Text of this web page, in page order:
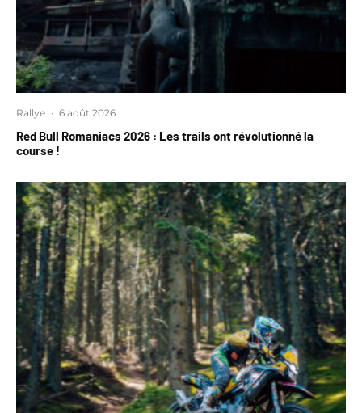
Rallye · 6 août 2026
Red Bull Romaniacs 2026 : Les trails ont révolutionné la
course !